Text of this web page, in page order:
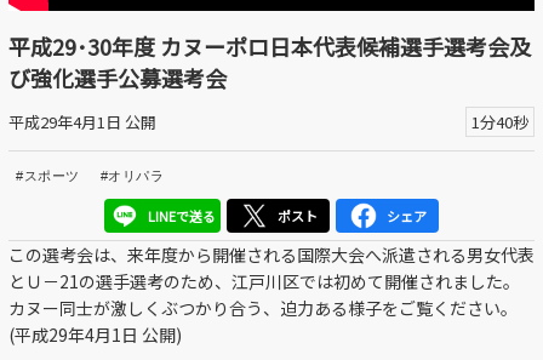
えどトピ
#えど推し
江戸川区でともに暮らそう / Living Together in Edogaw
a City
おうちで動画
Everyone's SDGs ～17のゴールを目指して～
平成29･30年度 カヌーポロ日本代表候補選手選考会及
び強化選手公募選考会
平成29年4月1日 公開 1分40秒
#スポーツ #オリパラ
LINEで送る ポスト シェア
この選考会は、来年度から開催される国際大会へ派遣される男女代表
とＵ－21の選手選考のため、江戸川区では初めて開催されました。
カヌー同士が激しくぶつかり合う、迫力ある様子をご覧ください。
(平成29年4月1日 公開)